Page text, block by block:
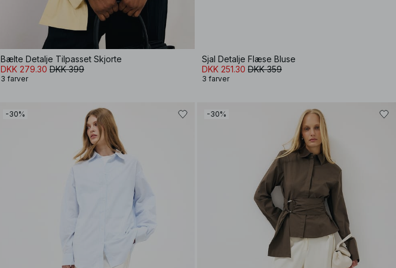
Bælte Detalje Tilpasset Skjorte
DKK 279.30 DKK 399
3 farver
Sjal Detalje Flæse Bluse
DKK 251.30 DKK 359
3 farver
-30% -30%